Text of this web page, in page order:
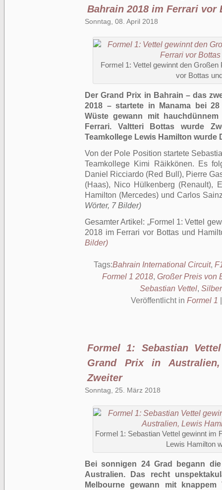
Bahrain 2018 im Ferrari vor
Sonntag, 08. April 2018
Formel 1: Vettel gewinnt den
vor Bottas
Der Grand Prix in Bahrain – das
2018 – startete in Manama bei
Wüste gewann mit
Ferrari. Valtteri Bottas wurde
Teamkollege Lewis Hamilton wurde
Von der Pole Position startete
Teamkollege Kimi Räikkönen. Es
Daniel Ricciardo (Red Bull), Pierre
(Haas), Nico Hülkenberg (Renault),
Hamilton (Mercedes) und Carlos
Wörter, 7 Bilder)
Gesamter Artikel:
Formel 1: Vettel
2018 im Ferrari vor Bottas und
Bilder)
Tags:Bahrain International Circuit,
Formel 1 2018, Großer Preis von
Sebastian Vettel,
Veröffentlicht in Formel 1
Formel 1: Sebastian
Grand Prix in
Zweiter
Sonntag, 25. März 2018
Formel 1: Sebastian Vettel gewinnt im
Lewis Hamilton
Bei sonnigen 24 Grad begann
Australien. Das recht
Melbournegewann mit knappem